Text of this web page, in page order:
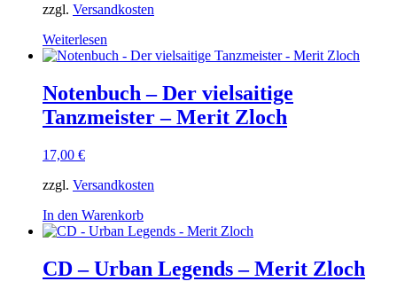
zzgl. Versandkosten
Weiterlesen
Notenbuch – Der vielsaitige
Tanzmeister – Merit Zloch
17,00 €
zzgl. Versandkosten
In den Warenkorb
CD – Urban Legends – Merit Zloch